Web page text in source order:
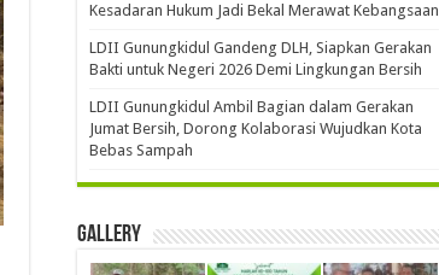
Kesadaran Hukum Jadi Bekal Merawat Kebangsaan
LDII Gunungkidul Gandeng DLH, Siapkan Gerakan
Bakti untuk Negeri 2026 Demi Lingkungan Bersih
LDII Gunungkidul Ambil Bagian dalam Gerakan
Jumat Bersih, Dorong Kolaborasi Wujudkan Kota
Bebas Sampah
Gallery